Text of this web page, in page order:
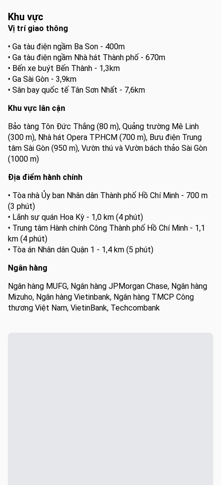
Khu vực
Vị trí giao thông
• Ga tàu điện ngầm Ba Son - 400m
• Ga tàu điện ngầm Nhà hát Thành phố - 670m
• Bến xe buýt Bến Thành - 1,3km
• Ga Sài Gòn - 3,9km
• Sân bay quốc tế Tân Sơn Nhất - 7,6km
Khu vực lân cận
Bảo tàng Tôn Đức Thắng (80 m), Quảng trường Mê Linh
(300 m), Nhà hát Opera TP.HCM (700 m), Bưu điện Trung
tâm Sài Gòn (950 m), Vườn thú và Vườn bách thảo Sài Gòn
(1000 m)
Địa điểm hành chính
• Tòa nhà Ủy ban Nhân dân Thành phố Hồ Chí Minh - 700 m
(3 phút)
• Lãnh sự quán Hoa Kỳ - 1,0 km (4 phút)
• Trung tâm Hành chính Công Thành phố Hồ Chí Minh - 1,1
km (4 phút)
• Tòa án Nhân dân Quận 1 - 1,4 km (5 phút)
Ngân hàng
Ngân hàng MUFG, Ngân hàng JPMorgan Chase, Ngân hàng
Mizuho, ​​Ngân hàng Vietinbank, Ngân hàng TMCP Công
thương Việt Nam, VietinBank, Techcombank